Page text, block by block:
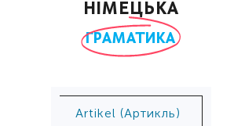
НІМЕЦЬКА
ГРАМАТИКА
Ar­ti­kel (Артикль)